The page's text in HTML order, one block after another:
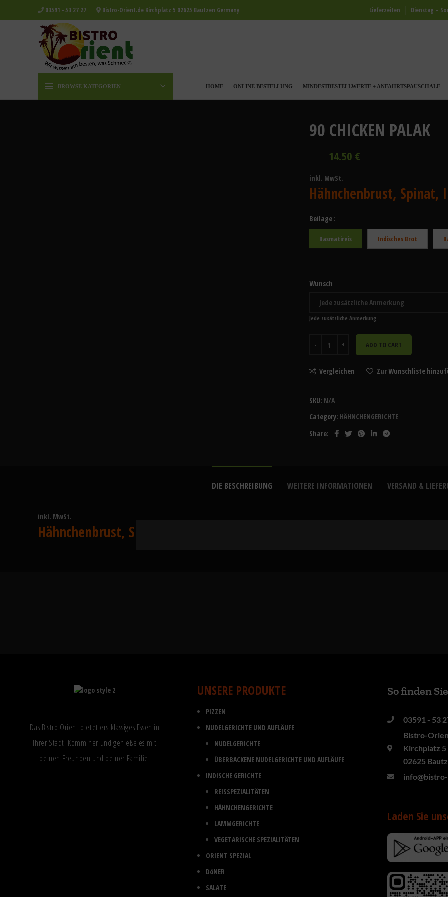
03591 - 53 27 27 Bistro-Orient.de Kirchplatz 5 02625 Bautzen Germany Lieferzeiten Dienstag –
BROWSE KATEGORIEN HOME ONLINE BESTELLUNG MINDESTBESTELLWERTE + ANFAHRTSPAUSCHALE
90 CHICKEN PALAK
€
inkl. MwSt.
Hähnchenbrust, Spinat,
Beilage
Basmatireis Indisches Brot
Wunsch
Jede zusätzliche Anmerkung
ADD TO CART
Vergleichen Zur Wunschliste
SKU: N/A
Category: HÄHNCHENGERICHTE
Share:
DIE BESCHREIBUNG WEITERE INFORMATIONEN VERSAND &
inkl. MwSt.
Hähnchenbrust, Spinat, Ingwer, Knoblauch
Das Bistro Orient bietet erstklassiges Essen in
Ihrer Stadt! Komm her und genieße es mit
deinen Freunden und deiner Familie.
UNSERE PRODUKTE
PIZZEN
NUDELGERICHTE UND AUFLÄUFE
NUDELGERICHTE
ÜBERBACKENE NUDELGERICHTE UND AUFLÄUFE
INDISCHE GERICHTE
REISSPEZIALITÄTEN
HÄHNCHENGERICHTE
LAMMGERICHTE
VEGETARISCHE SPEZIALITÄTEN
ORIENT SPEZIAL
DöNER
SALATE
So finden
03591 - 53
Bistro-
Kirchplatz 5
02625
Laden Sie